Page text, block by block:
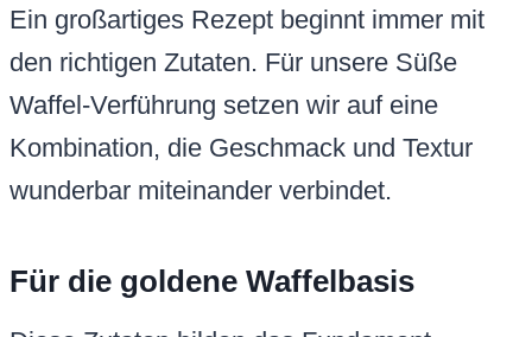
Ein großartiges Rezept beginnt immer mit
den richtigen Zutaten. Für unsere Süße
Waffel-Verführung setzen wir auf eine
Kombination, die Geschmack und Textur
wunderbar miteinander verbindet.
Für die goldene Waffelbasis